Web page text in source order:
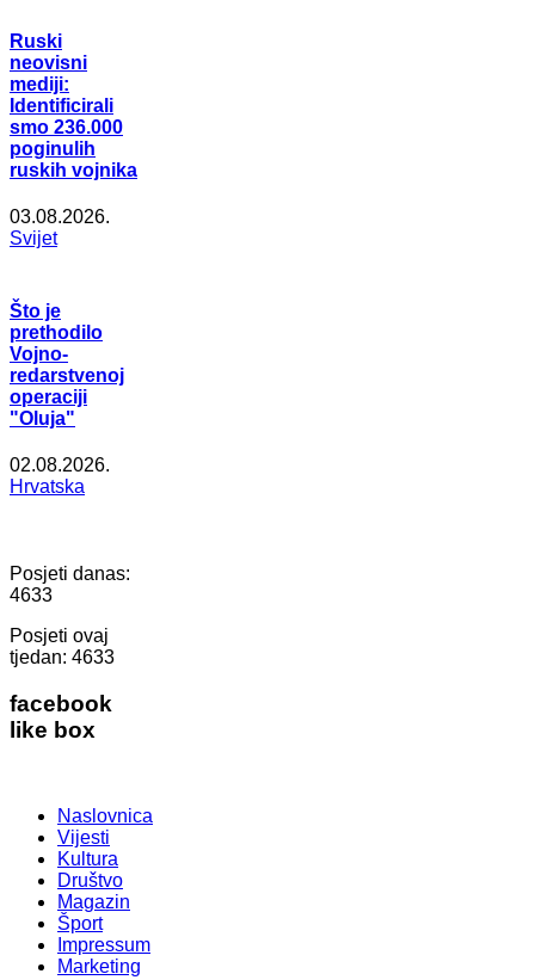
Ruski
neovisni
mediji:
Identificirali
smo 236.000
poginulih
ruskih vojnika
03.08.2026.
Svijet
Što je
prethodilo
Vojno-
redarstvenoj
operaciji
"Oluja"
02.08.2026.
Hrvatska
Posjeti danas:
4633
Posjeti ovaj
tjedan: 4633
facebook
like box
Naslovnica
Vijesti
Kultura
Društvo
Magazin
Šport
Impressum
Marketing